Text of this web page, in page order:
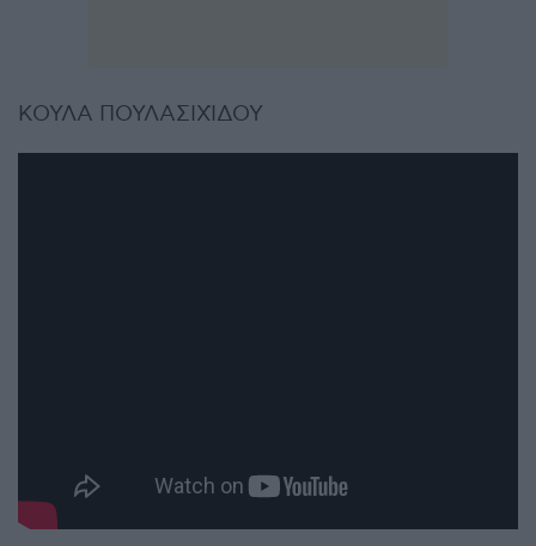
ΚΟΥΛΑ ΠΟΥΛΑΣΙΧΊΔΟΥ